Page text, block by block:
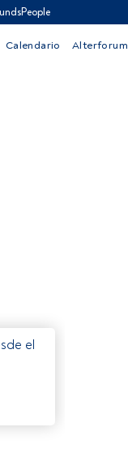
Calendario Alterforum
el